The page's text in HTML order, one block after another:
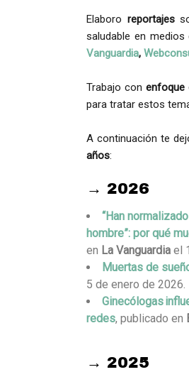
Elaboro reportajes
saludable en
Vanguardia,
Trabajo con enfoque
para tratar estos
A continuación te
años:
→ 2026
“Han
hombre”: por qué
en La Vanguardia el
Muertas de
5 de enero de 2026.
Ginecólogas
redes, publicado en
→ 2025